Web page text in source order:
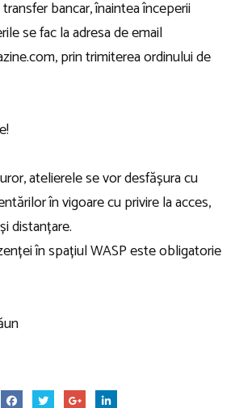
bancar, înaintea începerii
se fac la adresa de email
prin trimiterea ordinului de
atelierele se vor desfășura cu
în vigoare cu privire la acces,
distanțare.
în spațiul WASP este obligatorie